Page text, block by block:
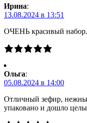
Ирина:
13.08.2024 в 13:51
ОЧЕНЬ красивый набор.
Ольга:
05.08.2024 в 14:00
Отличный зефир,
упаковано и дошло